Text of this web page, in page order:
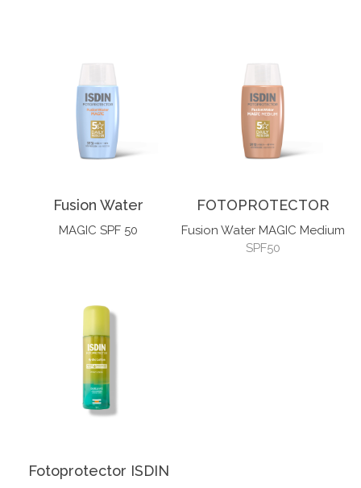
Fusion Water
MAGIC SPF 50
FOTOPROTECTOR
Fusion Water MAGIC Medium
SPF50
Fotoprotector ISDIN